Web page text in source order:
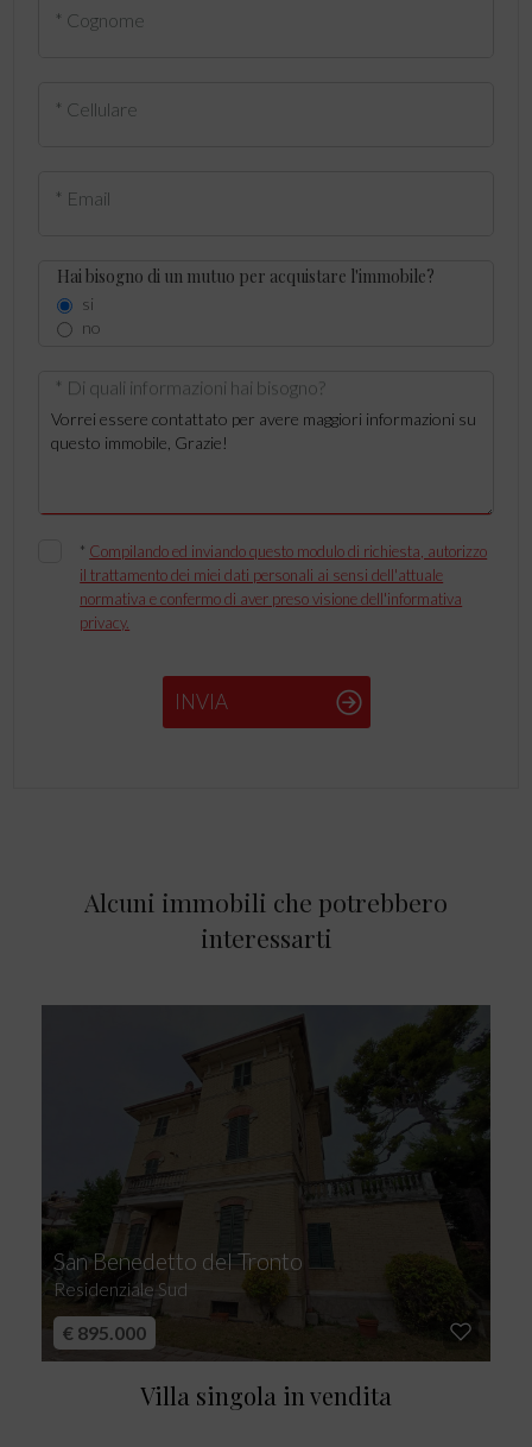
* Cognome
* Cellulare
* Email
Hai bisogno di un mutuo per acquistare l'immobile?
si
no
* Di quali informazioni hai bisogno?
* Compilando ed inviando questo modulo di richiesta, autorizzo
il trattamento dei miei dati personali ai sensi dell'attuale
normativa e confermo di aver preso visione dell'informativa
privacy.
INVIA
Alcuni immobili che potrebbero
interessarti
San Benedetto del Tronto
Residenziale Sud
€ 895.000
Villa singola in vendita